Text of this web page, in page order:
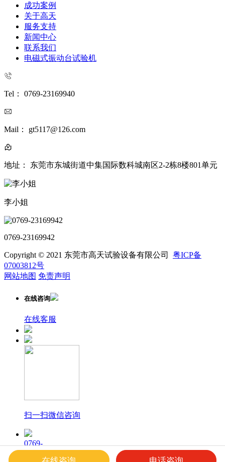
成功案例
关于高天
服务支持
新闻中心
联系我们
电磁式振动台试验机
Tel： 0769-23169940
Mail： gt5117@126.com
地址： 东莞市东城街道中集国际数科城南区2-2栋8楼801单元
李小姐
0769-23169942
Copyright © 2021 东莞市高天试验设备有限公司 粤ICP备
07003812号
网站地图 免责声明
在线咨询
在线客服
扫一扫微信咨询
0769-
23169940